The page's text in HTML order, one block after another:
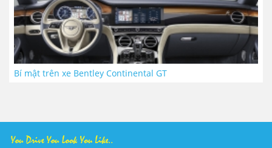
Bí mật trên xe Bentley Continental GT